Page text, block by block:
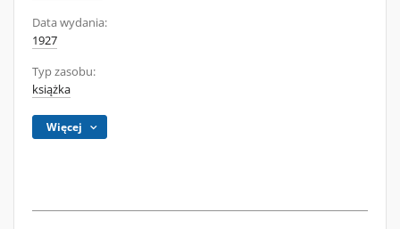
Data wydania:
1927
Typ zasobu:
książka
Więcej